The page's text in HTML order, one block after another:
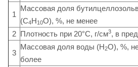
1
Массовая доля
(С4Н10О), %, не менее
2 Плотность при 20°C, г/см3, в
3
Массовая доля воды (Н2О), %,
более